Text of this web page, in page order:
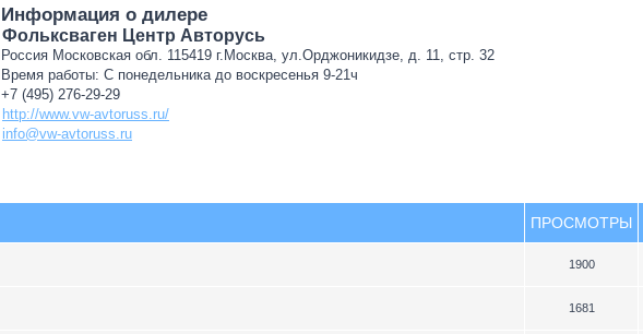
Информация о дилере
Фольксваген Центр Авторусь
Россия Московская обл. 115419 г.Москва, ул.Орджоникидзе, д. 11, стр. 32
Время работы: С понедельника до воскресенья 9-21ч
+7 (495) 276-29-29
http://www.vw-avtoruss.ru/
info@vw-avtoruss.ru
ПРОСМОТРЫ
1900
1681